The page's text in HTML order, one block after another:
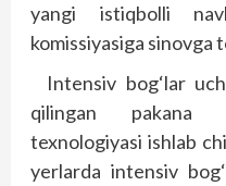
yangi istiqbolli
komissiyasiga sinovga
Intensiv bog‘lar
qilingan pakana
texnologiyasi ishlab
yerlarda intensiv